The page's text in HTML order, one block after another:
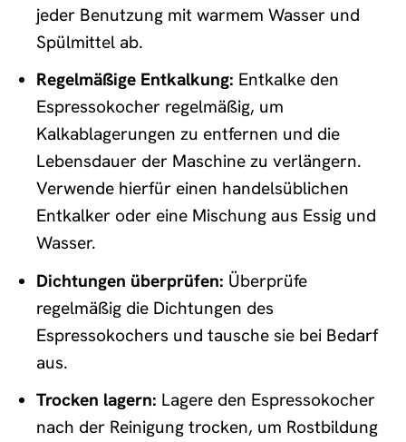
jeder Benutzung mit warmem Wasser und
Spülmittel ab.
Regelmäßige Entkalkung: Entkalke den
Espressokocher regelmäßig, um
Kalkablagerungen zu entfernen und die
Lebensdauer der Maschine zu verlängern.
Verwende hierfür einen handelsüblichen
Entkalker oder eine Mischung aus Essig und
Wasser.
Dichtungen überprüfen: Überprüfe
regelmäßig die Dichtungen des
Espressokochers und tausche sie bei Bedarf
aus.
Trocken lagern: Lagere den Espressokocher
nach der Reinigung trocken, um Rostbildung